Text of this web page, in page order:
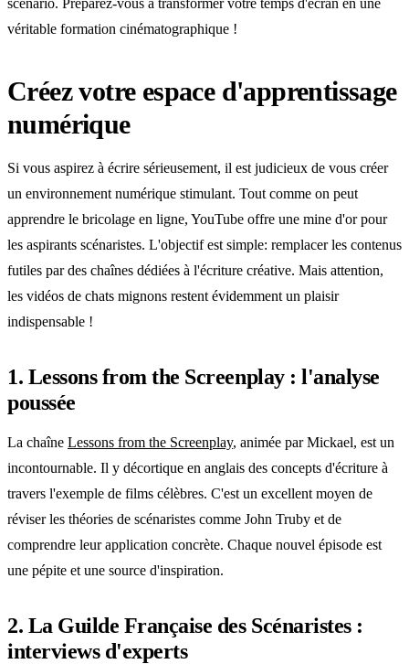
véritable formation cinématographique !
Créez votre espace d'apprentissage
numérique
Si vous aspirez à écrire sérieusement, il est judicieux de vous créer
un environnement numérique stimulant. Tout comme on peut
apprendre le bricolage en ligne, YouTube offre une mine d'or pour
les aspirants scénaristes. L'objectif est simple: remplacer les contenus
futiles par des chaînes dédiées à l'écriture créative. Mais attention,
les vidéos de chats mignons restent évidemment un plaisir
indispensable !
1. Lessons from the Screenplay : l'analyse
poussée
La chaîne Lessons from the Screenplay, animée par Mickael, est un
incontournable. Il y décortique en anglais des concepts d'écriture à
travers l'exemple de films célèbres. C'est un excellent moyen de
réviser les théories de scénaristes comme John Truby et de
comprendre leur application concrète. Chaque nouvel épisode est
une pépite et une source d'inspiration.
2. La Guilde Française des Scénaristes :
interviews d'experts